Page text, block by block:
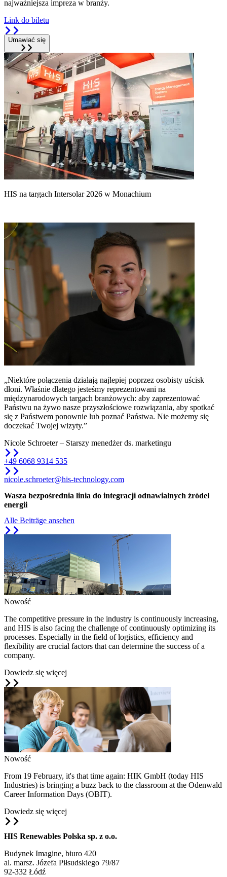
najważniejsza impreza w branży.
Link do biletu
Umawiać się
HIS na targach Intersolar 2026 w Monachium
„Niektóre połączenia działają najlepiej poprzez osobisty uścisk
dłoni. Właśnie dlatego jesteśmy reprezentowani na
międzynarodowych targach branżowych: aby zaprezentować
Państwu na żywo nasze przyszłościowe rozwiązania, aby spotkać
się z Państwem ponownie lub poznać Państwa. Nie możemy się
doczekać Twojej wizyty.”
Nicole Schroeter– Starszy menedżer ds. marketingu
+49 6068 9314 535
nicole.schroeter@his-technology.com
Wasza bezpośrednia linia do integracji odnawialnych źródeł
energii
Alle Beiträge ansehen
Nowość
The competitive pressure in the industry is continuously increasing,
and HIS is also facing the challenge of continuously optimizing its
processes. Especially in the field of logistics, efficiency and
flexibility are crucial factors that can determine the success of a
company.
Dowiedz się więcej
Nowość
From 19 February, it's that time again: HIK GmbH (today HIS
Industries) is bringing a buzz back to the classroom at the Odenwald
Career Information Days (OBIT).
Dowiedz się więcej
HIS Renewables Polska sp. z o.o.
Budynek Imagine, biuro 420
al. marsz. Józefa Piłsudskiego 79/87
92-332 Łódź